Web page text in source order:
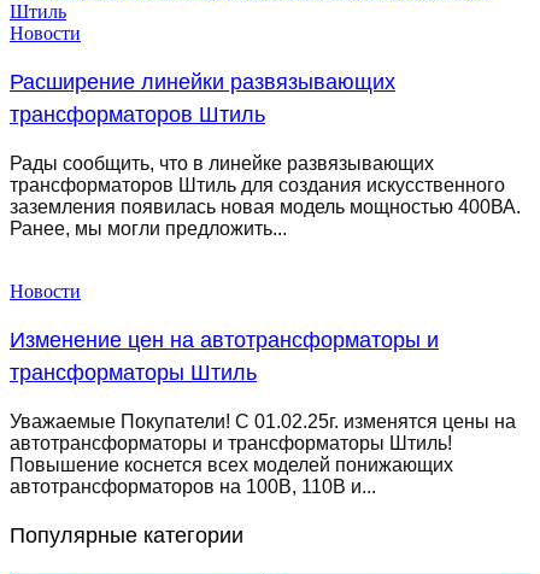
Новости
Расширение линейки развязывающих
трансформаторов Штиль
Рады сообщить, что в линейке развязывающих
трансформаторов Штиль для создания искусственного
заземления появилась новая модель мощностью 400ВА.
Ранее, мы могли предложить...
Новости
Изменение цен на автотрансформаторы и
трансформаторы Штиль
Уважаемые Покупатели! С 01.02.25г. изменятся цены на
автотрансформаторы и трансформаторы Штиль!
Повышение коснется всех моделей понижающих
автотрансформаторов на 100В, 110В и...
Популярные категории